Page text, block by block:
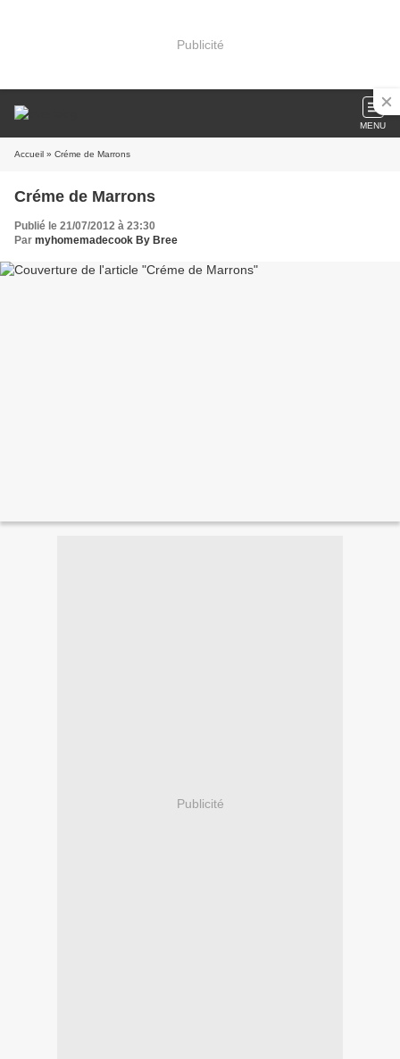
Publicité
MENU
Accueil » Créme de Marrons
Créme de Marrons
Publié le 21/07/2012 à 23:30
Par myhomemadecook By Bree
Publicité